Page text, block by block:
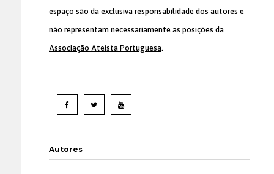
espaço são da exclusiva responsabilidade dos autores e
não representam necessariamente as posições da
Associação Ateísta Portuguesa.
Autores